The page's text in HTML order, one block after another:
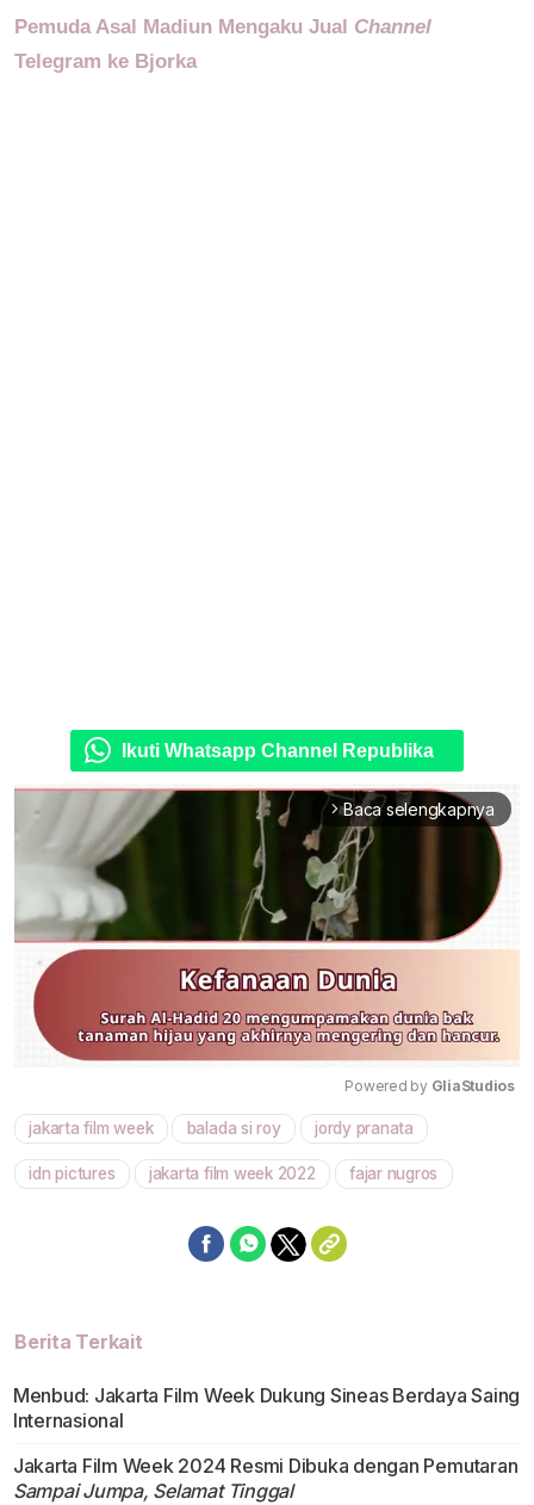
Pemuda Asal Madiun Mengaku Jual Channel
Telegram ke Bjorka
Ikuti Whatsapp Channel Republika
arrow_forward_ios Baca selengkapnya
Powered by GliaStudios
jakarta film week balada si roy jordy pranata
idn pictures jakarta film week 2022 fajar nugros
Berita Terkait
Menbud: Jakarta Film Week Dukung Sineas Berdaya Saing
Internasional
Jakarta Film Week 2024 Resmi Dibuka dengan Pemutaran
Sampai Jumpa, Selamat Tinggal